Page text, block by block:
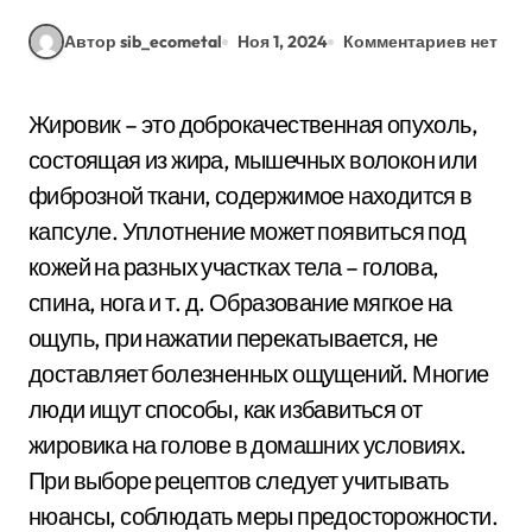
Автор sib_ecometal Ноя 1, 2024 Комментариев нет
Жировик – это доброкачественная опухоль,
состоящая из жира, мышечных волокон или
фиброзной ткани, содержимое находится в
капсуле. Уплотнение может появиться под
кожей на разных участках тела – голова,
спина, нога и т. д. Образование мягкое на
ощупь, при нажатии перекатывается, не
доставляет болезненных ощущений. Многие
люди ищут способы, как избавиться от
жировика на голове в домашних условиях.
При выборе рецептов следует учитывать
нюансы, соблюдать меры предосторожности.